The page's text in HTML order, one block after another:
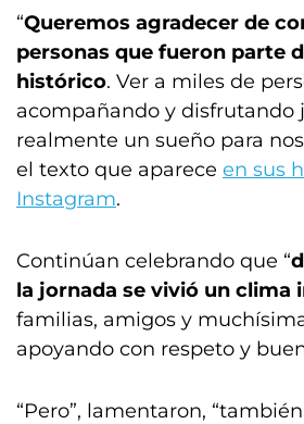
“Queremos agradecer de
personas que fueron parte
histórico. Ver a miles de
acompañando y disfrutando
realmente un sueño para
el texto que aparece en sus
Instagram.
Continúan celebrando que “
la jornada se vivió un clima
familias, amigos y
apoyando con respeto y
“Pero”, lamentaron,